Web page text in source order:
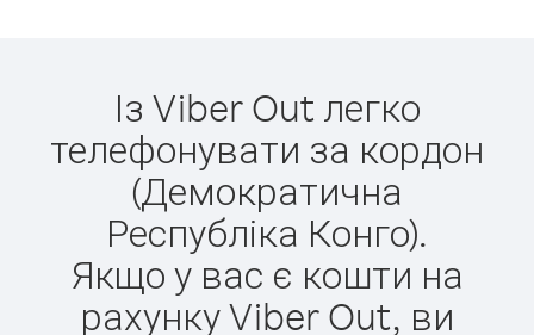
Із Viber Out легко
телефонувати за кордон
(Демократична
Республіка Конго).
Якщо у вас є кошти на
рахунку Viber Out, ви